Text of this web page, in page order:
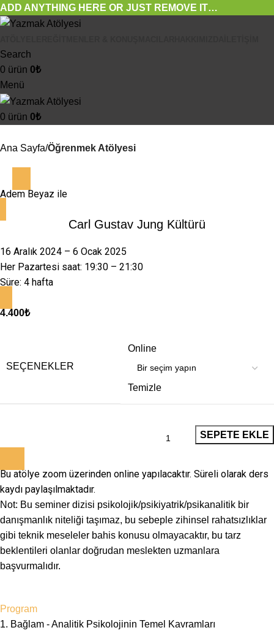
ADD ANYTHING HERE OR JUST REMOVE IT…
Search
0 ürün 0₺
Menü
0 ürün 0₺
Ana Sayfa Öğrenmek Atölyesi
Adem Beyaz ile
Carl Gustav Jung Kültürü
16 Aralık 2024 – 6 Ocak 2025
Her Pazartesi saat: 19:30 – 21:30
Süre: 4 hafta
4.400₺
SEÇENEKLER
Online
Temizle
SEPETE EKLE
Bu atölye zoom üzerinden online yapılacaktır. Süreli olarak ders
kaydı paylaşılmaktadır.
Not: Bu seminer dizisi psikolojik/psikiyatrik/psikanalitik bir
danışmanlık niteliği taşımaz, bu sebeple zihinsel rahatsızlıklar
gibi teknik meseleler bahis konusu olmayacaktır, bu tarz
beklentileri olanlar doğrudan meslekten uzmanlara
başvurmalıdır.
Program
1. Bağlam - Analitik Psikolojinin Temel Kavramları